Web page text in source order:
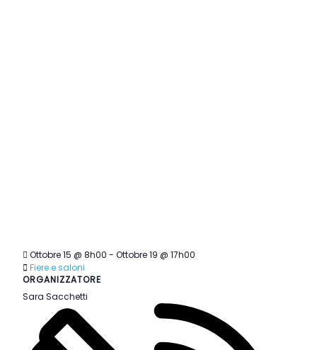
Ottobre 15 @ 8h00 - Ottobre 19 @ 17h00
Fiere e saloni
ORGANIZZATORE
Sara Sacchetti